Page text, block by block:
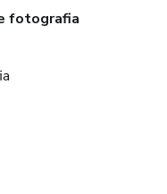
fotografia